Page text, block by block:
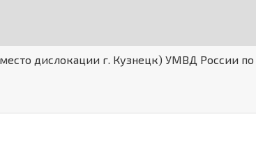
дислокации г. Кузнецк) УМВД России по